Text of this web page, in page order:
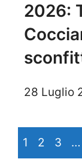
2026:
28 Luglio
1 2 3 …